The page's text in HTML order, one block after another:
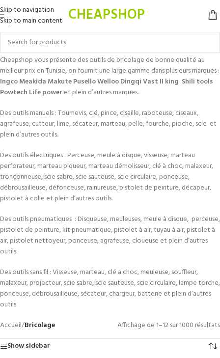
Skip to navigation
Skip to main content
CHEAPSHOP
Cheapshop vous présente des outils de bricolage de bonne qualité au
meilleur prix en Tunisie, on fournit une large gamme dans plusieurs marques :
Ingco Meakida Makute Pusello Welloo Dingqi Vast II king Shili tools
Powtech Life power et plein d’autres marques.
Des outils manuels : Tournevis, clé, pince, cisaille, raboteuse, ciseaux,
agrafeuse, cutteur, lime, sécateur, marteau, pelle, fourche, pioche, scie et
plein d’autres outils.
Des outils électriques : Perceuse, meule à disque, visseuse, marteau
perforateur, marteau piqueur, marteau démolisseur, clé à choc, malaxeur,
tronçonneuse, scie sabre, scie sauteuse, scie circulaire, ponceuse,
débrousailleuse, défonceuse, rainureuse, pistolet de peinture, décapeur,
pistolet à colle et plein d’autres outils.
Des outils pneumatiques : Disqueuse, meuleuses, meule à disque, perceuse,
pistolet de peinture, kit pneumatique, pistolet à air, tuyau à air, pistolet à
air, pistolet nettoyeur, ponceuse, agrafeuse, cloueuse et plein d’autres
outils.
Des outils sans fil : Visseuse, marteau, clé a choc, meuleuse, souffleur,
malaxeur, projecteur, scie sabre, scie sauteuse, scie circulaire, lampe torche,
ponceuse, débrousailleuse, sécateur, chargeur, batterie et plein d’autres
outils.
Accueil/Bricolage
Affichage de 1–12 sur 1000 résultats
Show sidebar